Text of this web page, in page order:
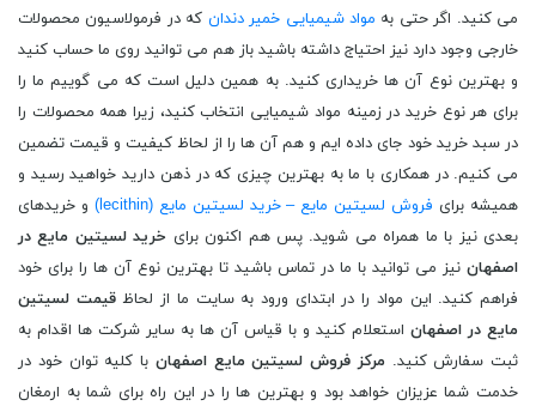
می کنید. اگر حتی به مواد شیمیایی خمیر دندان که در فرمولاسیون محصولات
خارجی وجود دارد نیز احتیاج داشته باشید باز هم می توانید روی ما حساب کنید
و بهترین نوع آن ها خریداری کنید. به همین دلیل است که می گوییم ما را
برای هر نوع خرید در زمینه مواد شیمیایی انتخاب کنید، زیرا همه محصولات را
در سبد خرید خود جای داده ایم و هم آن ها را از لحاظ کیفیت و قیمت تضمین
می کنیم. در همکاری با ما به بهترین چیزی که در ذهن دارید خواهید رسید و
همیشه برای فروش لسیتین مایع – خرید لسیتین مایع (lecithin)
و خریدهای
بعدی نیز با ما همراه می شوید. پس هم اکنون برای خرید لسیتین مایع در
اصفهان نیز می توانید با ما در تماس باشید تا بهترین نوع آن ها را برای خود
فراهم کنید. این مواد را در ابتدای ورود به سایت ما از لحاظقیمت لسیتین
مایع در اصفهان استعلام کنید و با قیاس آن ها به سایر شرکت ها اقدام به
ثبت سفارش کنید. مرکز فروش لسیتین مایع اصفهان با کلیه توان خود در
خدمت شما عزیزان خواهد بود و بهترین ها را در این راه برای شما به ارمغان